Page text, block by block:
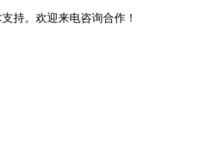
持。欢迎来电咨询合作！